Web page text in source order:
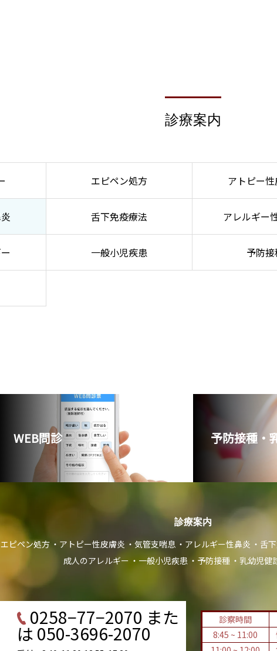
診療案内
エピペン処方 アトピー
舌下免疫療法 アレルギー
一般小児疾患 予防接
WEB問診 予防接種・
診療案内
エピペン処方 アトピー性皮膚炎 気管支喘息 アレルギー性鼻炎 舌
成人のアレルギー
一般小児疾患 予防接種 乳幼児健
0258−77−2070 また
は 050-3696-2070
診察時間
8:45 ~ 11:00